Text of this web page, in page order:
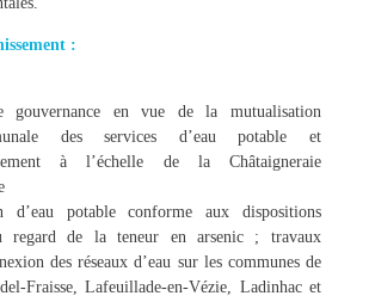
:
gouvernance en vue de la mutualisation
des services d’eau potable et
à l’échelle de la Châtaigneraie
d’eau potable conforme aux dispositions
regard de la teneur en arsenic ; travaux
des réseaux d’eau sur les communes de
Fraisse, Lafeuillade-en-Vézie, Ladinhac et